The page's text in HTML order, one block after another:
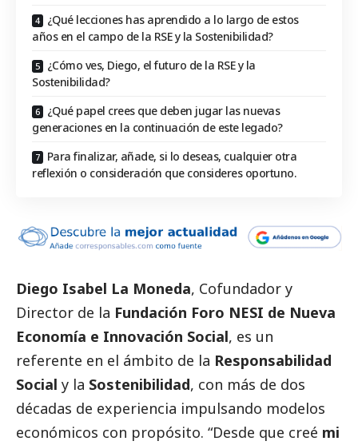
¿Qué lecciones has aprendido a lo largo de estos
años en el campo de la RSE y la Sostenibilidad?
¿Cómo ves, Diego, el futuro de la RSE y la
Sostenibilidad?
¿Qué papel crees que deben jugar las nuevas
generaciones en la continuación de este legado?
Para finalizar, añade, si lo deseas, cualquier otra
reflexión o consideración que consideres oportuno.
Diego Isabel La Moneda, Cofundador y
Director de la Fundación Foro NESI de Nueva
Economía e Innovación Social, es un
referente en el ámbito de la Responsabilidad
Social y la Sostenibilidad, con más de dos
décadas de experiencia impulsando modelos
económicos con propósito. “Desde que creé mi